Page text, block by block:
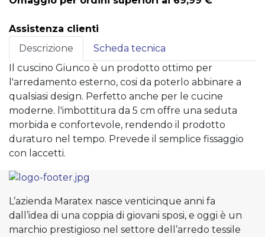
Assistenza clienti
Descrizione
Scheda tecnica
Il cuscino Giunco è un prodotto ottimo per
l'arredamento esterno, cosi da poterlo abbinare a
qualsiasi design. Perfetto anche per le cucine
moderne. l'imbottitura da 5 cm offre una seduta
morbida e confortevole, rendendo il prodotto
duraturo nel tempo. Prevede il semplice fissaggio
con laccetti.
L’azienda Maratex nasce venticinque anni fa
dall’idea di una coppia di giovani sposi, e oggi è un
marchio prestigioso nel settore dell’arredo tessile